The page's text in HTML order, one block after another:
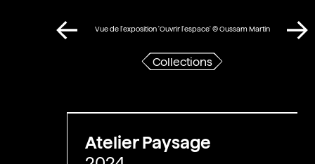
Vue de l'exposition 'Ouvrir l'espace' © Oussam Martin
Collections
Atelier Paysage